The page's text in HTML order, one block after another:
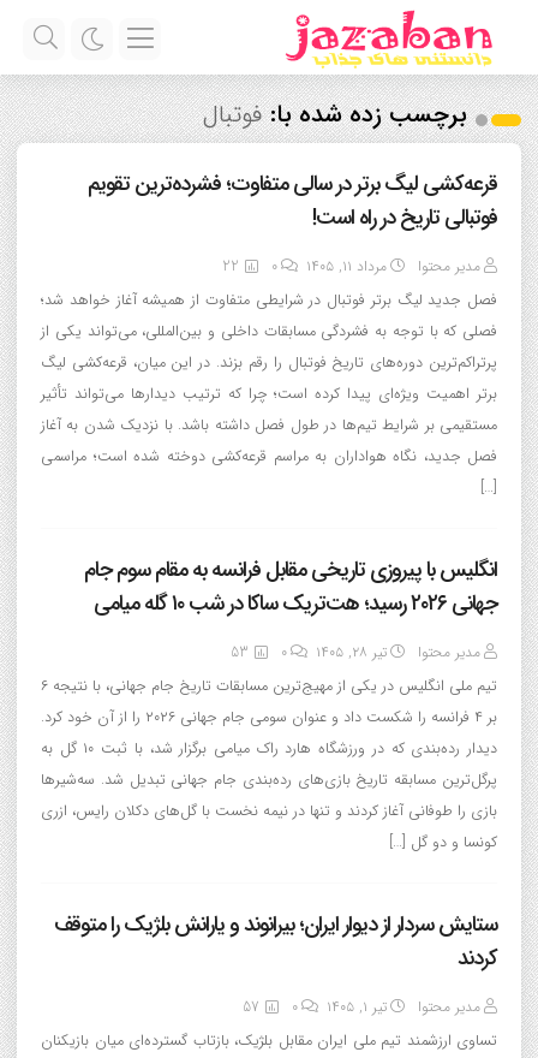
برچسب زده شده با:فوتبال
قرعه‌کشی لیگ برتر در سالی متفاوت؛ فشرده‌ترین تقویم
فوتبالی تاریخ در راه است!
مدیر محتوا مرداد ۱۱, ۱۴۰۵ 0
22
فصل جدید لیگ برتر فوتبال در شرایطی متفاوت از همیشه آغاز خواهد شد؛
فصلی که با توجه به فشردگی مسابقات داخلی و بین‌المللی، می‌تواند یکی از
پرتراکم‌ترین دوره‌های تاریخ فوتبال را رقم بزند. در این میان، قرعه‌کشی لیگ
برتر اهمیت ویژه‌ای پیدا کرده است؛ چرا که ترتیب دیدارها می‌تواند تأثیر
مستقیمی بر شرایط تیم‌ها در طول فصل داشته باشد. با نزدیک شدن به آغاز
فصل جدید، نگاه هواداران به مراسم قرعه‌کشی دوخته شده است؛ مراسمی
[…]
انگلیس با پیروزی تاریخی مقابل فرانسه به مقام سوم جام
جهانی ۲۰۲۶ رسید؛ هت‌تریک ساکا در شب ۱۰ گله میامی
مدیر محتوا تیر ۲۸, ۱۴۰۵ 0
53
تیم ملی انگلیس در یکی از مهیج‌ترین مسابقات تاریخ جام جهانی، با نتیجه ۶
بر ۴ فرانسه را شکست داد و عنوان سومی جام جهانی ۲۰۲۶ را از آن خود کرد.
دیدار رده‌بندی که در ورزشگاه هارد راک میامی برگزار شد، با ثبت ۱۰ گل به
پرگل‌ترین مسابقه تاریخ بازی‌های رده‌بندی جام جهانی تبدیل شد. سه‌شیرها
بازی را طوفانی آغاز کردند و تنها در نیمه نخست با گل‌های دکلان رایس، ازری
کونسا و دو گل […]
ستایش سردار از دیوار ایران؛ بیرانوند و یارانش بلژیک را متوقف
کردند
مدیر محتوا تیر ۱, ۱۴۰۵ 0
57
تساوی ارزشمند تیم ملی ایران مقابل بلژیک، بازتاب گسترده‌ای میان بازیکنان